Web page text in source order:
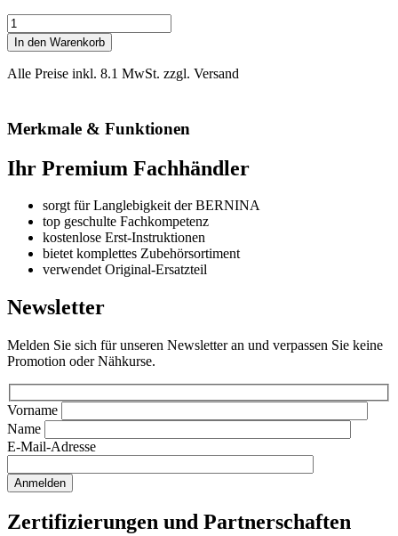
Overlockfuss
L23
Menge
In den Warenkorb
Alle Preise inkl. 8.1 MwSt. zzgl. Versand
Merkmale & Funktionen
Ihr Premium Fachhändler
sorgt für Langlebigkeit der BERNINA
top geschulte Fachkompetenz
kostenlose Erst-Instruktionen
bietet komplettes Zubehörsortiment
verwendet Original-Ersatzteil
Newsletter
Melden Sie sich für unseren Newsletter an und verpassen Sie keine
Promotion oder Nähkurse.
Vorname
Name
E-Mail-Adresse
Zertifizierungen und Partnerschaften